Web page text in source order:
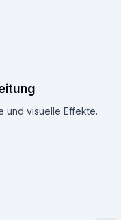
und visuelle Effekte.